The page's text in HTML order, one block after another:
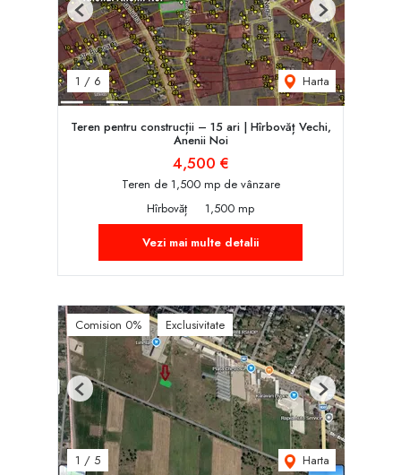
1 / 6 Harta
Previous Next
Teren pentru construcții – 15 ari | Hîrbovăț Vechi,
Anenii Noi
4,500 €
Teren de 1,500 mp de vânzare
Hîrbovăț
1,500 mp
Vezi mai multe detalii
Comision 0% Exclusivitate
1 / 5 Harta
Previous Next